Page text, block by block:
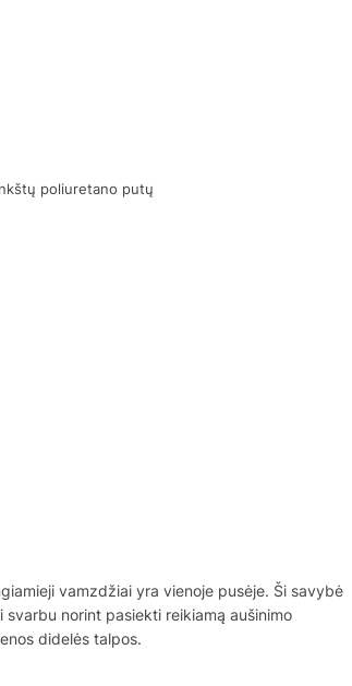
poliuretano putų
vamzdžiai yra vienoje pusėje. Ši savybė
norint pasiekti reikiamą aušinimo
didelės talpos.